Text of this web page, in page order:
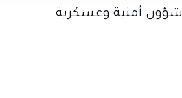
شؤون أمنية وعسكرية